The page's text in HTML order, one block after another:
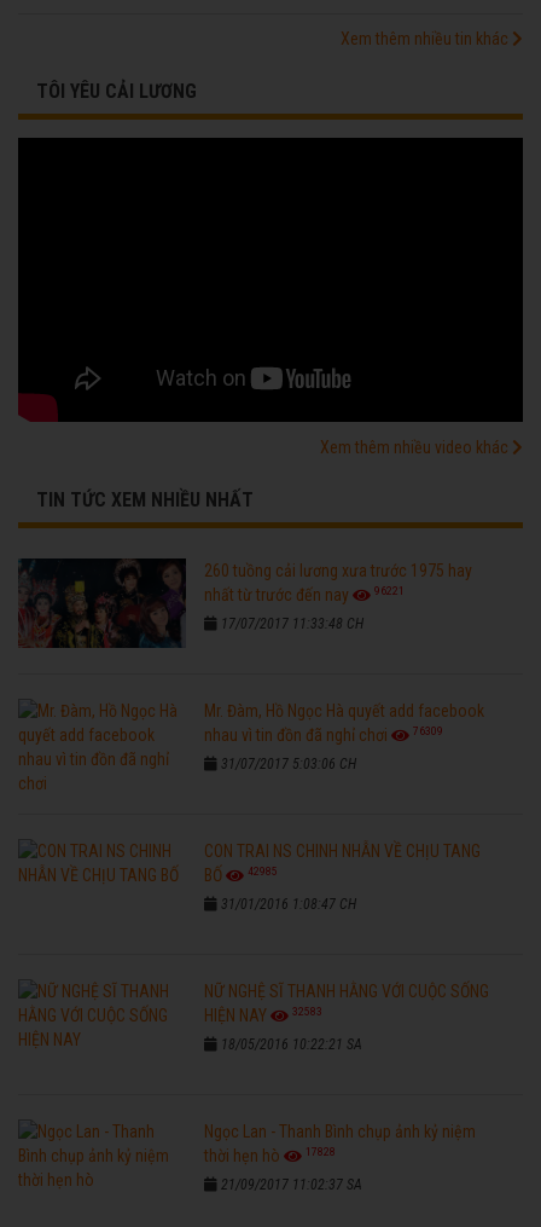
Xem thêm nhiều tin khác
TÔI YÊU CẢI LƯƠNG
Xem thêm nhiều video khác
TIN TỨC XEM NHIỀU NHẤT
260 tuồng cải lương xưa trước 1975 hay
nhất từ trước đến nay
96221
17/07/2017 11:33:48 CH
Mr. Đàm, Hồ Ngọc Hà quyết add facebook
nhau vì tin đồn đã nghỉ chơi
76309
31/07/2017 5:03:06 CH
CON TRAI NS CHINH NHẪN VỀ CHỊU TANG
BỐ
42985
31/01/2016 1:08:47 CH
NỮ NGHỆ SĨ THANH HẰNG VỚI CUỘC SỐNG
HIỆN NAY
32583
18/05/2016 10:22:21 SA
Ngọc Lan - Thanh Bình chụp ảnh kỷ niệm
thời hẹn hò
17828
21/09/2017 11:02:37 SA